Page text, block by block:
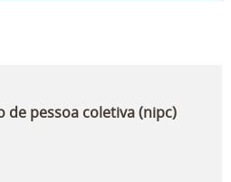
de pessoa coletiva (nipc)